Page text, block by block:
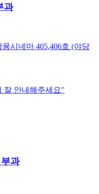
과
시네마 405,406호 (야당
잘 안내해주세요"
과